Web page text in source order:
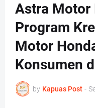
Astra Motor
Program
Motor
Konsumen
by Kapuas Post -